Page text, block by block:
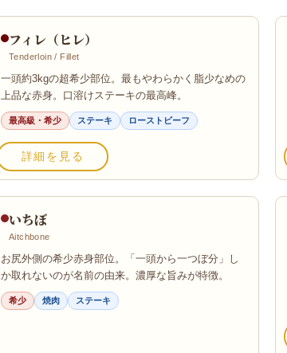
フィレ（ヒレ）
Tenderloin / Fillet
一頭約3kgの超希少部位。最もやわらかく脂少なめの
上品な赤身。口溶けステーキの最高峰。
最高級・希少 ステーキ ローストビーフ
詳細を見る
いちぼ
Aitchbone
お尻外側の希少赤身部位。「一頭から一つぼ分」し
か取れないのが名前の由来。濃厚な旨みが特徴。
希少 焼肉 ステーキ